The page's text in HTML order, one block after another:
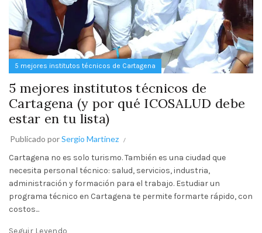
5 mejores institutos técnicos de Cartagena
5 mejores institutos técnicos de
Cartagena (y por qué ICOSALUD debe
estar en tu lista)
Publicado porSergio Martinez
Cartagena no es solo turismo. También es una ciudad que
necesita personal técnico: salud, servicios, industria,
administración y formación para el trabajo. Estudiar un
programa técnico en Cartagena te permite formarte rápido, con
costos...
Seguir Leyendo